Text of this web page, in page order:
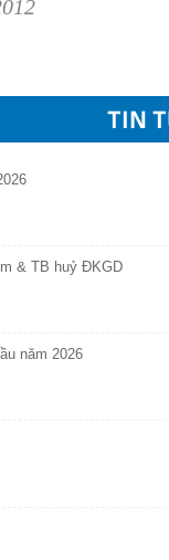
TIN
& TB huỷ ĐKGD
năm 2026